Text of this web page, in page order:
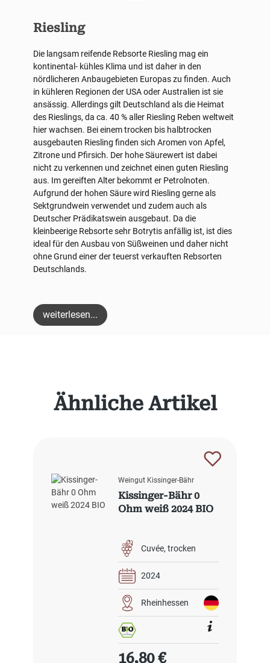
Produktgalerie überspringen
Ähnliche Artikel
Weingut Kissinger-Bähr
Kissinger-Bähr 0
Ohm weiß 2024 BIO
Cuvée trocken
2024
Rheinhessen
Regulärer Preis:
16,80 €
Riesling
Die langsam reifende Rebsorte Riesling mag ein
kontinental- kühles Klima und ist daher in den
nördlicheren Anbaugebieten Europas zu finden. Auch
in kühleren Regionen der USA oder Australien ist sie
ansässig. Allerdings gilt Deutschland als die Heimat
des Rieslings, da ca. 40 % aller Riesling Reben weltweit
hier wachsen. Bei einem trocken bis halbtrocken
ausgebauten Riesling finden sich Aromen von Apfel,
Zitrone und Pfirsich. Der hohe Säurewert ist dabei
nicht zu verkennen und zeichnet einen guten Riesling
aus. Im gereiften Alter bekommt er Petrolnoten.
Aufgrund der hohen Säure wird Riesling gerne als
Sektgrundwein verwendet und zudem auch als
Deutscher Prädikatswein ausgebaut. Da die
kleinbeerige Rebsorte sehr Botrytis anfällig ist, ist dies
ideal für den Ausbau von Süßweinen und daher nicht
ohne Grund einer der teuerst verkauften Rebsorten
Deutschlands.
weiterlesen...